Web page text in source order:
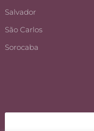
Salvador
São Carlos
Sorocaba